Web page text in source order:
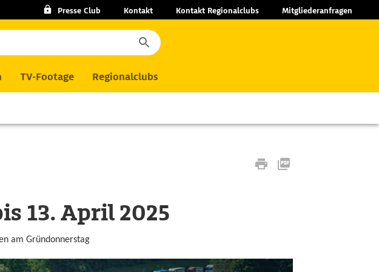
Presse Club Kontakt Kontakt Regionalclubs Mitgliederanfragen
TV-Footage Regionalclubs
13. April 2025
am Gründonnerstag